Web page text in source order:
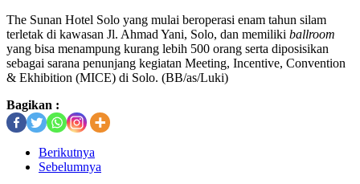
The Sunan Hotel Solo yang mulai beroperasi enam tahun silam
terletak di kawasan Jl. Ahmad Yani, Solo, dan memiliki ballroom
yang bisa menampung kurang lebih 500 orang serta diposisikan
sebagai sarana penunjang kegiatan Meeting, Incentive, Convention
& Ekhibition (MICE) di Solo. (BB/as/Luki)
Bagikan :
Berikutnya
Sebelumnya